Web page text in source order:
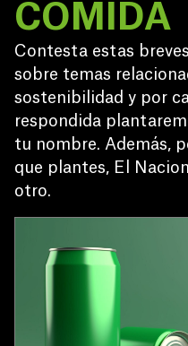
COMIDA
Contesta estas
sobre temas
sostenibilidad y por
respondida
tu nombre. Además,
que plantes, El
otro.